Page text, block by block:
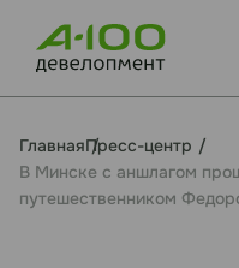
ГлавнаяПресс-центр
В Минске с аншлагом
путешественником